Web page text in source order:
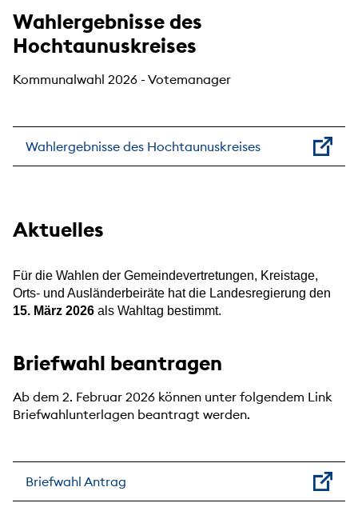
Wahlergebnisse des
Hochtaunuskreises
Kommunalwahl 2026 - Votemanager
Wahlergebnisse des Hochtaunuskreises
Aktuelles
Für die Wahlen der Gemeindevertretungen, Kreistage,
Orts- und Ausländerbeiräte hat die Landesregierung den
15. März 2026 als Wahltag bestimmt.
Briefwahl beantragen
Ab dem 2. Februar 2026 können unter folgendem Link
Briefwahlunterlagen beantragt werden.
Briefwahl Antrag